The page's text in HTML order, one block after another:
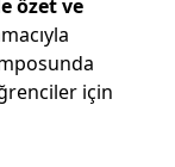
özet ve
için